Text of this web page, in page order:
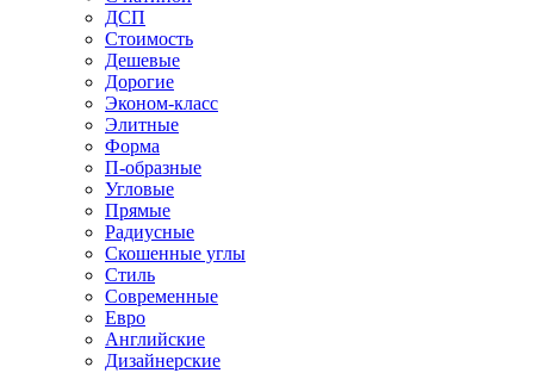
ДСП
Стоимость
Дешевые
Дорогие
Эконом-класс
Элитные
Форма
П-образные
Угловые
Прямые
Радиусные
Скошенные углы
Стиль
Современные
Евро
Английские
Дизайнерские